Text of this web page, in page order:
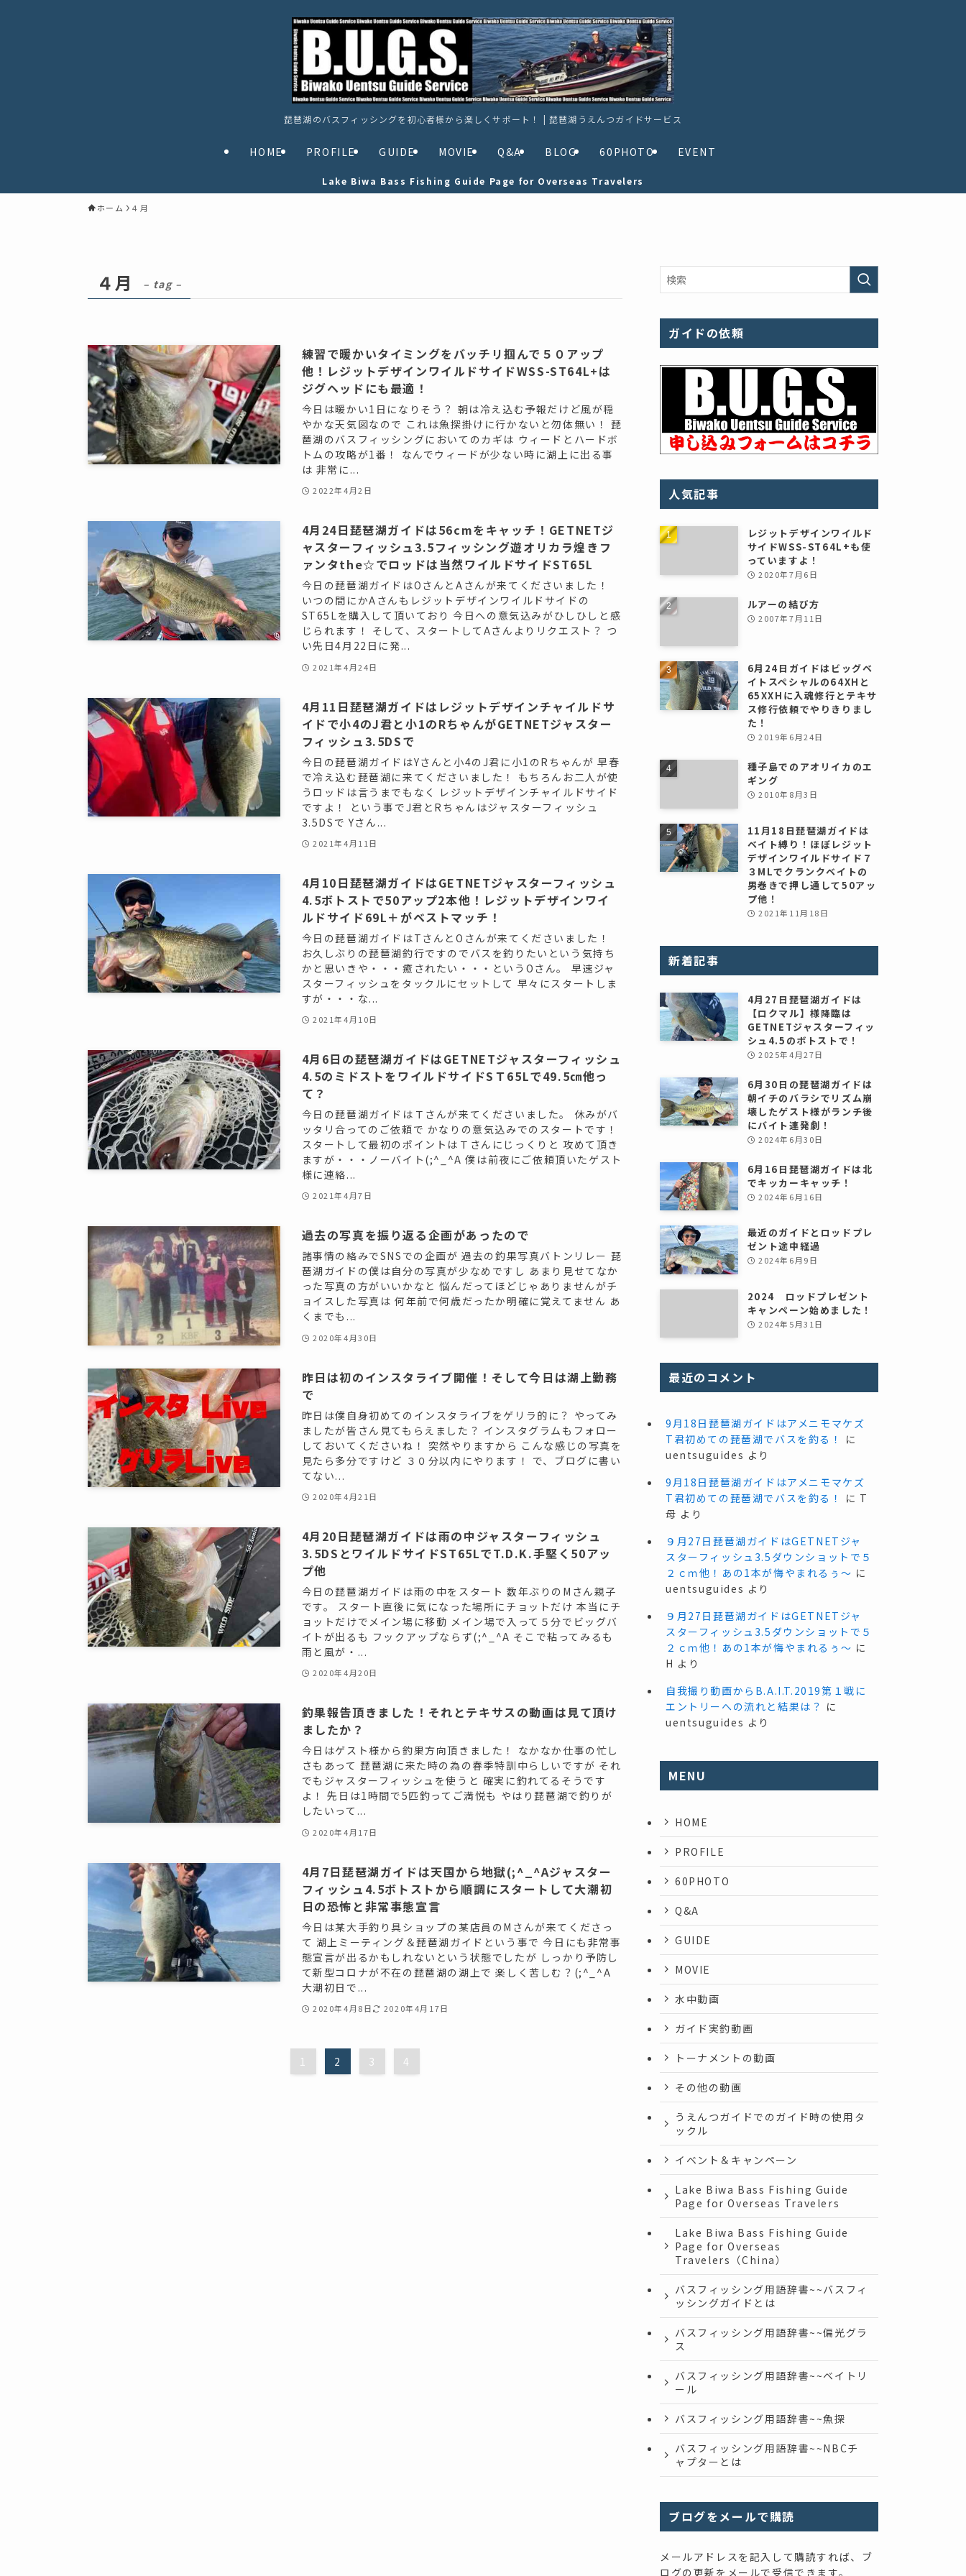
琵琶湖のバスフィッシングを初心者様から楽しくサポート！ | 琵琶湖うえんつガイドサービス
HOME PROFILE GUIDE MOVIE Q&A BLOG 60PHOTO EVENT
Lake Biwa Bass Fishing Guide Page for Overseas Travelers
ホーム ４月
４月 – tag –
練習で暖かいタイミングをバッチリ掴んで５０アップ
他！レジットデザインワイルドサイドWSS-ST64L+は
ジグヘッドにも最適！
今日は暖かい1日になりそう？ 朝は冷え込む予報だけど風が穏
やかな天気図なので これは魚探掛けに行かないと勿体無い！ 琵
琶湖のバスフィッシングにおいてのカギは ウィードとハードボ
トムの攻略が1番！ なんでウィードが少ない時に湖上に出る事
は 非常に...
2022年4月2日
4月24日琵琶湖ガイドは56cmをキャッチ！GETNETジ
ャスターフィッシュ3.5フィッシング遊オリカラ煌きフ
ァンタthe☆でロッドは当然ワイルドサイドST65L
今日の琵琶湖ガイドはOさんとAさんが来てくださいました！
いつの間にかAさんもレジットデザインワイルドサイドの
ST65Lを購入して頂いており 今日への意気込みがひしひしと感
じられます！ そして、スタートしてAさんよりリクエスト？ つ
い先日4月22日に発...
2021年4月24日
4月11日琵琶湖ガイドはレジットデザインチャイルドサ
イドで小4のJ君と小1のRちゃんがGETNETジャスター
フィッシュ3.5DSで
今日の琵琶湖ガイドはYさんと小4のJ君に小1のRちゃんが 早春
で冷え込む琵琶湖に来てくださいました！ もちろんお二人が使
うロッドは言うまでもなく レジットデザインチャイルドサイド
ですよ！ という事でJ君とRちゃんはジャスターフィッシュ
3.5DSで Yさん...
2021年4月11日
4月10日琵琶湖ガイドはGETNETジャスターフィッシュ
4.5ボトストで50アップ2本他！レジットデザインワイ
ルドサイド69L＋がベストマッチ！
今日の琵琶湖ガイドはTさんとOさんが来てくださいました！
お久しぶりの琵琶湖釣行ですのでバスを釣りたいという気持ち
かと思いきや・・・癒されたい・・・というOさん。 早速ジャ
スターフィッシュをタックルにセットして 早々にスタートしま
すが・・・な...
2021年4月10日
4月6日の琵琶湖ガイドはGETNETジャスターフィッシュ
4.5のミドストをワイルドサイドSＴ65Lで49.5㎝他っ
て？
今日の琵琶湖ガイドはＴさんが来てくださいました。 休みがバ
ッタリ合ってのご依頼で かなりの意気込みでのスタートです！
スタートして最初のポイントはＴさんにじっくりと 攻めて頂き
ますが・・・ノーバイト(;^_^A 僕は前夜にご依頼頂いたゲスト
様に連絡...
2021年4月7日
過去の写真を振り返る企画があったので
諸事情の絡みでSNSでの企画が 過去の釣果写真バトンリレー 琵
琶湖ガイドの僕は自分の写真が少なめですし あまり見せてなか
った写真の方がいいかなと 悩んだってほどじゃありませんがチ
ョイスした写真は 何年前で何歳だったか明確に覚えてません あ
くまでも...
2020年4月30日
昨日は初のインスタライブ開催！そして今日は湖上勤務
で
昨日は僕自身初めてのインスタライブをゲリラ的に？ やってみ
ましたが皆さん見てもらえました？ インスタグラムもフォロー
しておいてくださいね！ 突然やりますから こんな感じの写真を
見たら多分ですけど ３０分以内にやります！ で、ブログに書い
てない...
2020年4月21日
4月20日琵琶湖ガイドは雨の中ジャスターフィッシュ
3.5DSとワイルドサイドST65LでT.D.K.手堅く50アッ
プ他
今日の琵琶湖ガイドは雨の中をスタート 数年ぶりのMさん親子
です。 スタート直後に気になった場所にチョットだけ 本当にチ
ョットだけでメイン場に移動 メイン場で入って５分でビッグバ
イトが出るも フックアップならず(;^_^A そこで粘ってみるも
雨と風が・...
2020年4月20日
釣果報告頂きました！それとテキサスの動画は見て頂け
ましたか？
今日はゲスト様から釣果方向頂きました！ なかなか仕事の忙し
さもあって 琵琶湖に来た時の為の春季特訓中らしいですが それ
でもジャスターフィッシュを使うと 確実に釣れてるそうです
よ！ 先日は1時間で5匹釣ってご満悦も やはり琵琶湖で釣りが
したいって...
2020年4月17日
4月7日琵琶湖ガイドは天国から地獄(;^_^Aジャスター
フィッシュ4.5ボトストから順調にスタートして大潮初
日の恐怖と非常事態宣言
今日は某大手釣り具ショップの某店員のMさんが来てくださっ
て 湖上ミーティング＆琵琶湖ガイドという事で 今日にも非常事
態宣言が出るかもしれないという状態でしたが しっかり予防し
て新型コロナが不在の琵琶湖の湖上で 楽しく苦しむ？(;^_^A
大潮初日で...
2020年4月8日 2020年4月17日
1 2 3 4
ガイドの依頼
人気記事
レジットデザインワイルド
サイドWSS-ST64L+も使
っていますよ！
2020年7月6日
ルアーの結び方
2007年7月11日
6月24日ガイドはビッグベ
イトスペシャルの64XHと
65XXHに入魂修行とテキサ
ス修行依頼でやりきりまし
た！
2019年6月24日
種子島でのアオリイカのエ
ギング
2010年8月3日
11月18日琵琶湖ガイドは
ベイト縛り！ほぼレジット
デザインワイルドサイド７
３MLでクランクベイトの
男巻きで押し通して50アッ
プ他！
2021年11月18日
新着記事
4月27日琵琶湖ガイドは
【ロクマル】様降臨は
GETNETジャスターフィッ
シュ4.5のボトストで！
2025年4月27日
6月30日の琵琶湖ガイドは
朝イチのバラシでリズム崩
壊したゲスト様がランチ後
にバイト連発劇！
2024年6月30日
6月16日琵琶湖ガイドは北
でキッカーキャッチ！
2024年6月16日
最近のガイドとロッドプレ
ゼント途中経過
2024年6月9日
2024 ロッドプレゼント
キャンペーン始めました！
2024年5月31日
最近のコメント
9月18日琵琶湖ガイドはアメニモマケズ
T君初めての琵琶湖でバスを釣る！
に
uentsuguides より
9月18日琵琶湖ガイドはアメニモマケズ
T君初めての琵琶湖でバスを釣る！
に T
母 より
９月27日琵琶湖ガイドはGETNETジャ
スターフィッシュ3.5ダウンショットで５
２ｃｍ他！あの1本が悔やまれるぅ～ に
uentsuguides より
９月27日琵琶湖ガイドはGETNETジャ
スターフィッシュ3.5ダウンショットで５
２ｃｍ他！あの1本が悔やまれるぅ～ に
H より
自我撮り動画からB.A.I.T.2019第１戦に
エントリーへの流れと結果は？ に
uentsuguides より
MENU
HOME
PROFILE
60PHOTO
Q&A
GUIDE
MOVIE
水中動画
ガイド実釣動画
トーナメントの動画
その他の動画
うえんつガイドでのガイド時の使用タ
ックル
イベント＆キャンペーン
Lake Biwa Bass Fishing Guide
Page for Overseas Travelers
Lake Biwa Bass Fishing Guide
Page for Overseas
Travelers（China）
バスフィッシング用語辞書~~バスフィ
ッシングガイドとは
バスフィッシング用語辞書~~偏光グラ
ス
バスフィッシング用語辞書~~ベイトリ
ール
バスフィッシング用語辞書~~魚探
バスフィッシング用語辞書~~NBCチ
ャプターとは
ブログをメールで購読
メールアドレスを記入して購読すれば、ブ
ログの更新をメールで受信できます。